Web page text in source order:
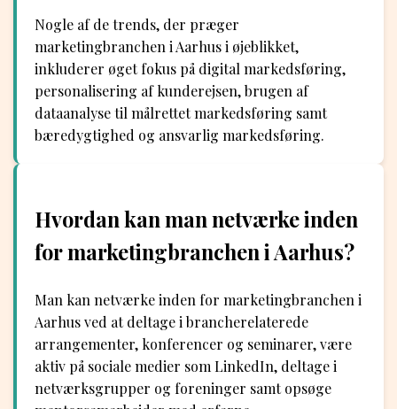
Nogle af de trends, der præger
marketingbranchen i Aarhus i øjeblikket,
inkluderer øget fokus på digital markedsføring,
personalisering af kunderejsen, brugen af
dataanalyse til målrettet markedsføring samt
bæredygtighed og ansvarlig markedsføring.
Hvordan kan man netværke inden
for marketingbranchen i Aarhus?
Man kan netværke inden for marketingbranchen i
Aarhus ved at deltage i brancherelaterede
arrangementer, konferencer og seminarer, være
aktiv på sociale medier som LinkedIn, deltage i
netværksgrupper og foreninger samt opsøge